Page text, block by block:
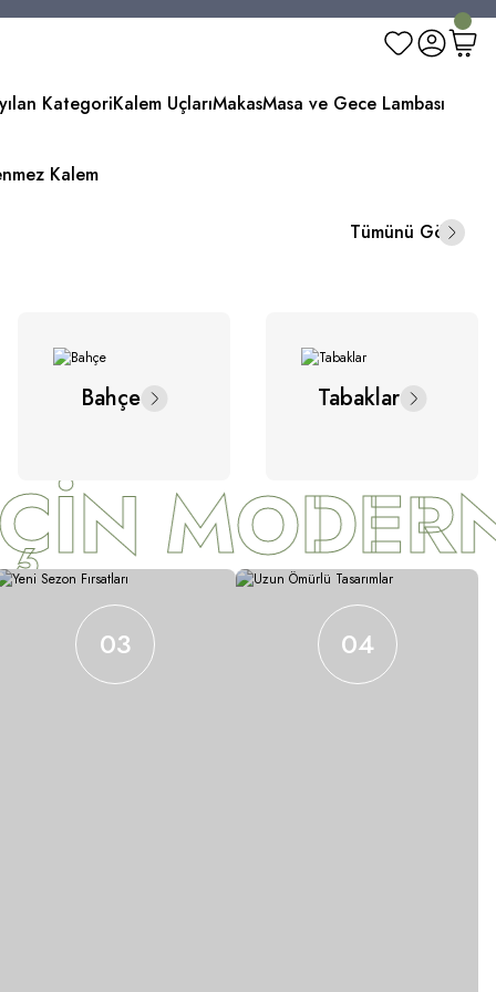
KategoriKalem UçlarıMakasMasa ve Gece Lambası
Kalem
Tümünü Gör
Bahçe Tabaklar
MODERN
03 04